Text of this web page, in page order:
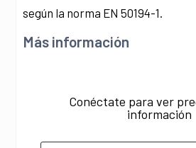
según la norma EN 50194-1.
Más información
Conéctate para ver
información